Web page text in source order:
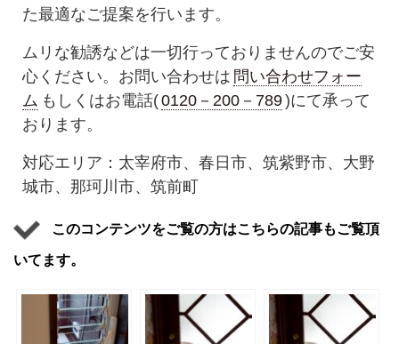
た最適なご提案を行います。
ムリな勧誘などは一切行っておりませんのでご安
心ください。お問い合わせは 問い合わせフォー
ム もしくはお電話(0120－200－789)にて承って
おります。
対応エリア：太宰府市、春日市、筑紫野市、大野
城市、那珂川市、筑前町
このコンテンツをご覧の方はこちらの記事もご覧頂
いてます。